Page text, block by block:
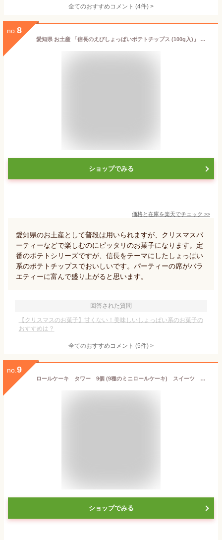
全てのおすすめコメント (4件) >
no. 8
愛知県 お土産 「信長のえびしょっぱいポテトチップス (100g入)」 手土産 常温 日持ち スナック ポテトチップス えび 信長 土産 しょっぱい 名古屋 お菓子 スナック菓子 ポイント消化 あす楽 ご当地お菓子 七五三 お歳暮 おつまみ 地蔵盆 父の日
ショップでみる
価格と在庫を楽天でチェック >>
愛知県のお土産として普段は用いられますが、クリスマスパ
ーティーなどで楽しむのにピッタリのお菓子になります。定
番のポテトシリーズですが、信長をテーマにしたしょっぱい
系のポテトチップスでおいしいです。パーティーの席がバラ
エティーに富んで盛り上がると思います。
回答された質問
【クリスマスのお菓子】甘くない！美味しいしょっぱい系のお菓子の
おすすめは？
全てのおすすめコメント (5件) >
no. 9
ロールケーキ タワー 9個 (9種のミニロールケーキ) スイーツ 遅れてごめんね敬老の日 送料無料
ショップでみる